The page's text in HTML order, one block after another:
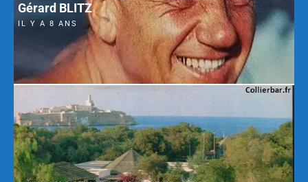
Gérard BLITZ
IL Y A 8 ANS